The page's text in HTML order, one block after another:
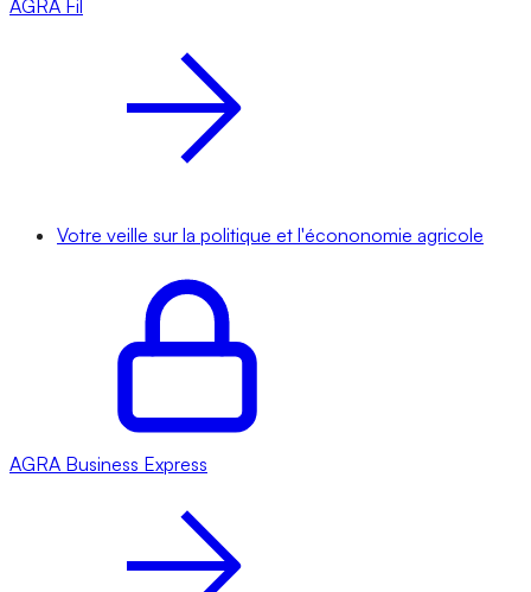
AGRA Fil
Votre veille sur la politique et l'écononomie agricole
AGRA Business Express